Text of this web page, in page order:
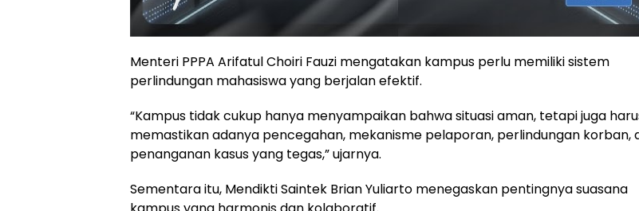
Menteri PPPA Arifatul Choiri Fauzi mengatakan kampus perlu memiliki sistem
perlindungan mahasiswa yang berjalan efektif.
“Kampus tidak cukup hanya menyampaikan bahwa situasi aman, tetapi juga
memastikan adanya pencegahan, mekanisme pelaporan, perlindungan korban,
penanganan kasus yang tegas,” ujarnya.
Sementara itu, Mendikti Saintek Brian Yuliarto menegaskan pentingnya suasana